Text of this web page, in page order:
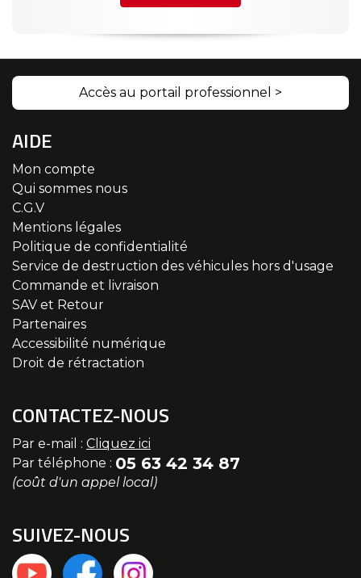
Accès au portail professionnel >
AIDE
Mon compte
Qui sommes nous
C.G.V
Mentions légales
Politique de confidentialité
Service de destruction des véhicules hors d'usage
Commande et livraison
SAV et Retour
Partenaires
Accessibilité numérique
Droit de rétractation
CONTACTEZ-NOUS
Par e-mail : Cliquez ici
Par téléphone : 05 63 42 34 87
(coût d'un appel local)
SUIVEZ-NOUS